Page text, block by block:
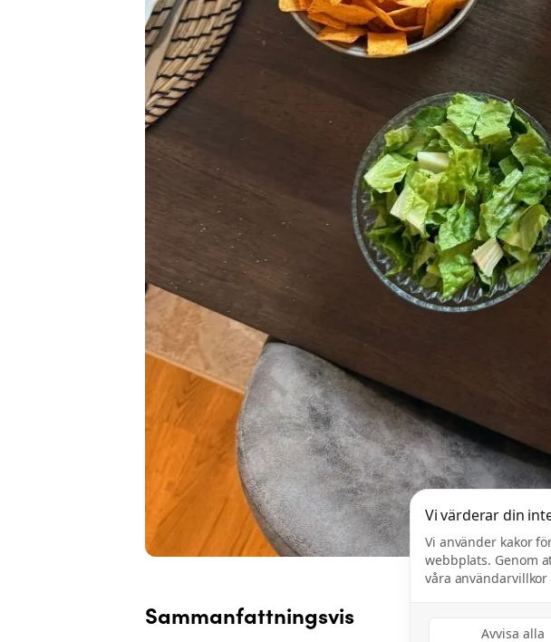
Vi värderar din
Vi använder kakor
webbplats. Genom
våra
Avvisa alla
Sammanfattningsvis